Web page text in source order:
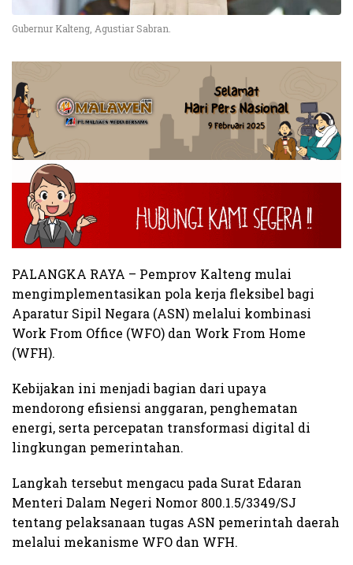
Gubernur Kalteng, Agustiar Sabran.
PALANGKA RAYA – Pemprov Kalteng mulai
mengimplementasikan pola kerja fleksibel bagi
Aparatur Sipil Negara (ASN) melalui kombinasi
Work From Office (WFO) dan Work From Home
(WFH).
Kebijakan ini menjadi bagian dari upaya
mendorong efisiensi anggaran, penghematan
energi, serta percepatan transformasi digital di
lingkungan pemerintahan.
Langkah tersebut mengacu pada Surat Edaran
Menteri Dalam Negeri Nomor 800.1.5/3349/SJ
tentang pelaksanaan tugas ASN pemerintah daerah
melalui mekanisme WFO dan WFH.